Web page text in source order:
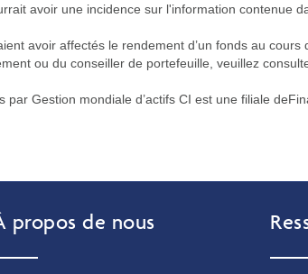
avoir une incidence sur l'information contenue
avoir affectés le rendement d’un fonds au
ou du conseiller de portefeuille, veuillez
Gestion mondiale d’actifs CI est une filiale
propos de nous